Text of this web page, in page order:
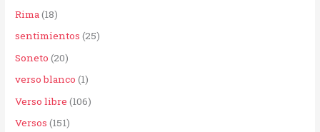
Rima(18)
sentimientos (25)
Soneto (20)
verso blanco (1)
Verso libre (106)
Versos (151)